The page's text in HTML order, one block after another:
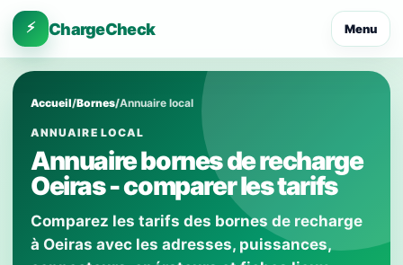
⚡ ChargeCheck Menu
Accueil/Bornes/Annuaire local
ANNUAIRE LOCAL
Annuaire bornes de recharge
Oeiras - comparer les tarifs
Comparez les tarifs des bornes de recharge
à Oeiras avec les adresses, puissances,